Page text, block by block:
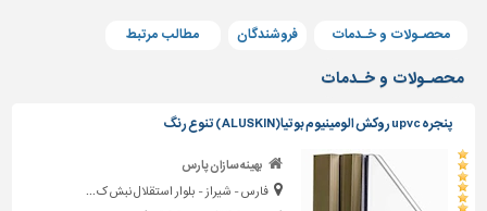
و
پنجره
ساختمانی
نرده
محصـولات و خـدمات فروشندگان مطالب مرتبط
محصـولات و خـدمات
پنجره upvc روکش الومینیوم بوتیا(ALUSKIN) تنوع رنگ
بهینه سازان پارس
فارس - شیراز - بلوار استقلال نبش ک...